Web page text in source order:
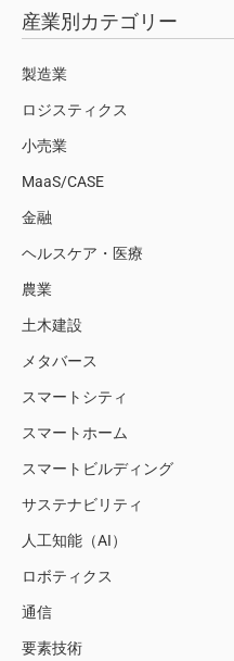
産業別カテゴリー
製造業
ロジスティクス
小売業
MaaS/CASE
金融
ヘルスケア・医療
農業
土木建設
メタバース
スマートシティ
スマートホーム
スマートビルディング
サステナビリティ
人工知能（AI）
ロボティクス
通信
要素技術